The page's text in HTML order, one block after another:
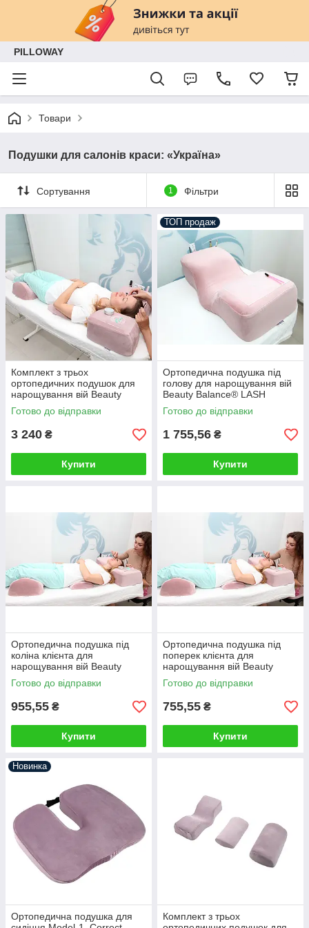
PILLOWAY
Товари
Подушки для салонів краси: «Україна»
Сортування 1 Фільтри
Комплект з трьох
ортопедичних подушок для
нарощування вій Beauty
Balance® LASH рожевий
Готово до відправки
3 240 ₴
Купити
ТОП продаж
Ортопедична подушка під
голову для нарощування вій
Beauty Balance® LASH
рожевий
Готово до відправки
1 755,56 ₴
Купити
Ортопедична подушка під
коліна клієнта для
нарощування вій Beauty
Balance® LASH рожевий
Готово до відправки
955,55 ₴
Купити
Ортопедична подушка під
поперек клієнта для
нарощування вій Beauty
Balance® LASH рожевий
Готово до відправки
755,55 ₴
Купити
Новинка
Ортопедична подушка для
Комплект з трьох